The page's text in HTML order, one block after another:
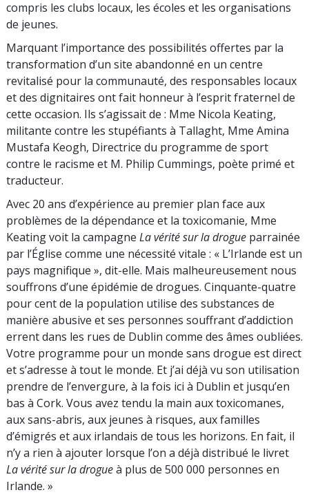
compris les clubs locaux, les écoles et les organisations
de jeunes.
Marquant l’importance des possibilités offertes par la
transformation d’un site abandonné en un centre
revitalisé pour la communauté, des responsables locaux
et des dignitaires ont fait honneur à l’esprit fraternel de
cette occasion. Ils s’agissait de : Mme Nicola Keating,
militante contre les stupéfiants à Tallaght, Mme Amina
Mustafa Keogh, Directrice du programme de sport
contre le racisme et M. Philip Cummings, poète primé et
traducteur.
Avec 20 ans d’expérience au premier plan face aux
problèmes de la dépendance et la toxicomanie, Mme
Keating voit la campagne La vérité sur la drogue parrainée
par l’Église comme une nécessité vitale : « L’Irlande est un
pays magnifique », dit-elle. Mais malheureusement nous
souffrons d’une épidémie de drogues. Cinquante-quatre
pour cent de la population utilise des substances de
manière abusive et ses personnes souffrant d’addiction
errent dans les rues de Dublin comme des âmes oubliées.
Votre programme pour un monde sans drogue est direct
et s’adresse à tout le monde. Et j’ai déjà vu son utilisation
prendre de l’envergure, à la fois ici à Dublin et jusqu’en
bas à Cork. Vous avez tendu la main aux toxicomanes,
aux sans-abris, aux jeunes à risques, aux familles
d’émigrés et aux irlandais de tous les horizons. En fait, il
n’y a rien à ajouter lorsque l’on a déjà distribué le livret
La vérité sur la drogueà plus de 500 000 personnes en
Irlande. »